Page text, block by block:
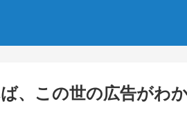
、この世の広告がわ